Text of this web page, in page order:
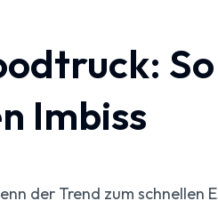
Imbiss
der Trend zum schnellen